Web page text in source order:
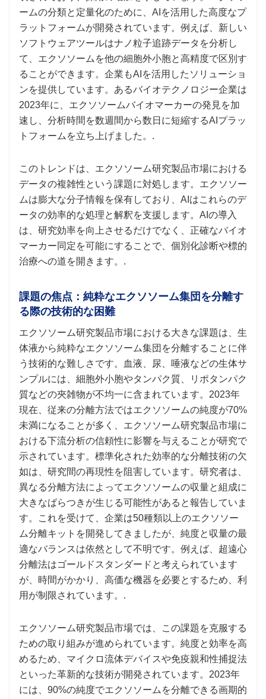
ームの分類と定量化のために、AIを活用した高度なプ
ラットフォームが開発されています。例えば、新しい
ソフトウェアツールはナノ粒子追跡データを分析し
て、エクソソームを他の細胞外小胞と高精度で区別す
ることができます。企業もAIを活用したソリューショ
ンを提供しています。あるバイオテクノロジー企業は
2023年に、エクソソームバイオマーカーの発見を加
速し、分析時間を数週間から数日に短縮するAIプラッ
トフォームを立ち上げました。.
このトレンドは、エクソソーム研究製品市場における
データの複雑性という課題に対処します。エクソソー
ムは膨大な分子情報を保有しており、AIはこれらのデ
ータの効率的な処理と解釈を支援します。AIの導入
は、研究効率を向上させるだけでなく、正確なバイオ
マーカー同定を可能にすることで、個別化診断や標的
治療への道を開きます。.
課題の焦点：純粋なエクソソーム集団を分離す
る際の技術的な困難
エクソソーム研究製品市場における大きな課題は、生
体液から純粋なエクソソーム集団を分離することに伴
う技術的な難しさです。血液、尿、唾液などの生体サ
ンプルには、細胞外小胞やタンパク質、リポタンパク
質などの夾雑物が不均一に含まれています。2023年
現在、従来の分離方法ではエクソソームの純度が70%
未満になることが多く、エクソソーム研究製品市場に
おける下流分析の信頼性に影響を与えることが研究で
示されています。標準化された効率的な分離技術の欠
如は、研究間の再現性を阻害しています。研究者は、
異なる分離方法によってエクソソームの収量と組成に
大きなばらつきが生じる可能性があると報告していま
す。これを受けて、企業は50種類以上のエクソソー
ム分離キットを開発してきましたが、純度と収量の最
適なバランスは依然として不明です。例えば、超遠心
分離法はゴールドスタンダードと考えられています
が、時間がかかり、高価な機器を必要とするため、利
用が制限されています。.
エクソソーム研究製品市場では、この課題を克服する
ための取り組みが進められています。純度と効率を高
めるため、マイクロ流体デバイスや免疫親和性捕捉法
といった革新的な技術が開発されています。2023年
には、90%の純度でエクソソームを分離できる画期的